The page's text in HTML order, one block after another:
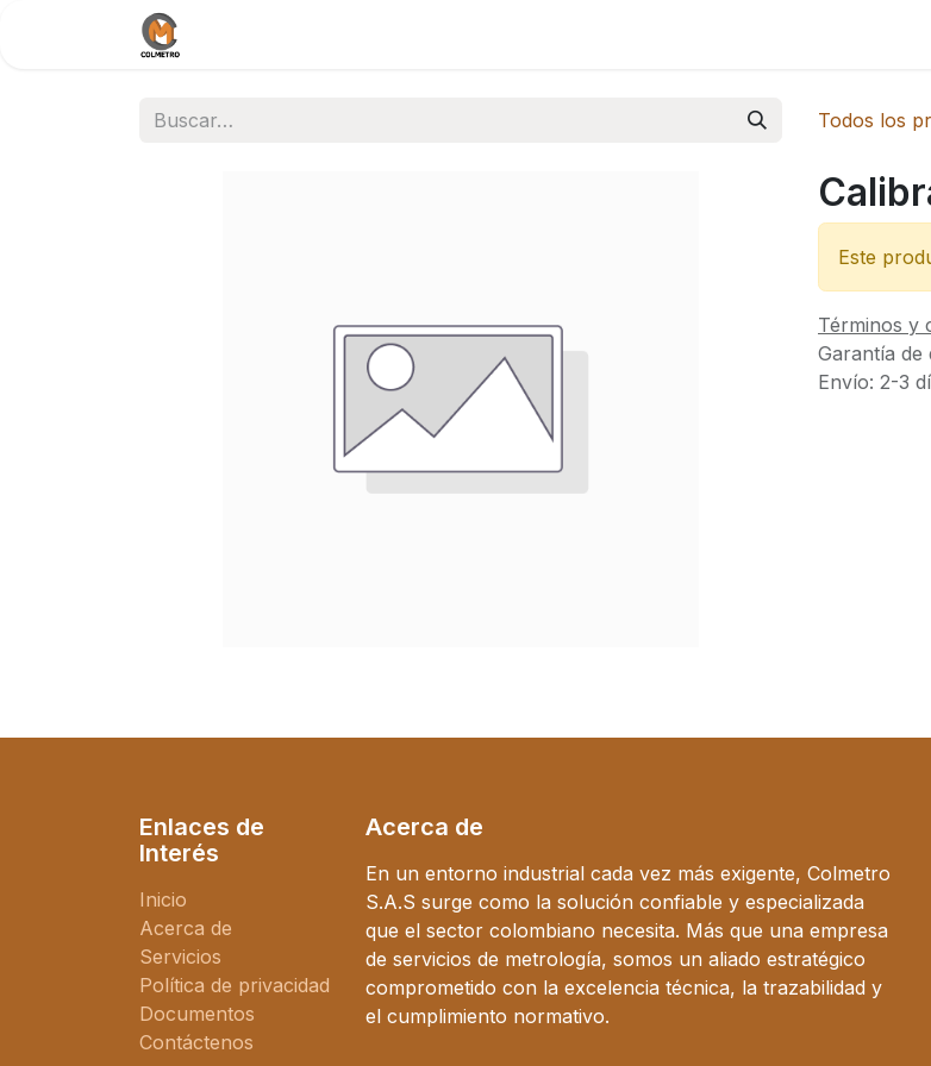
Todos los
Este
Términos y
Garantía de
Envío: 2-3
Enlaces de
Interés
Inicio
Acerca de
Servicios
Política de privacidad
Documentos
Contáctenos
Acerca de
En un entorno industrial cada vez más exigente, Colmetro
S.A.S surge como la solución confiable y especializada
que el sector colombiano necesita. Más que una empresa
de servicios de metrología, somos un aliado estratégico
comprometido con la excelencia técnica, la trazabilidad y
el cumplimiento normativo.